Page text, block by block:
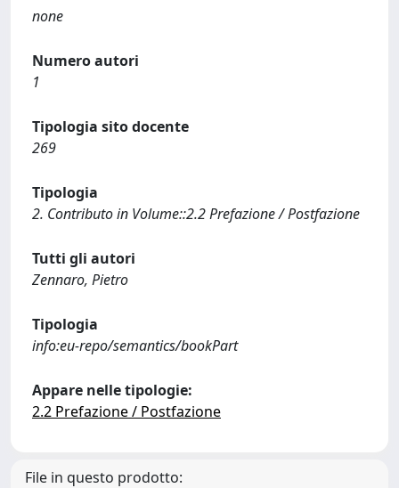
none
Numero autori
1
Tipologia sito docente
269
Tipologia
2. Contributo in Volume::2.2 Prefazione / Postfazione
Tutti gli autori
Zennaro, Pietro
Tipologia
info:eu-repo/semantics/bookPart
Appare nelle tipologie:
2.2 Prefazione / Postfazione
File in questo prodotto: